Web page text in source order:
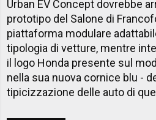
Urban EV Concept dovrebbe
prototipo del Salone di
piattaforma modulare
tipologia di vetture, mentre
il logo Honda presente sul
nella sua nuova cornice blu -
tipicizzazione delle auto di